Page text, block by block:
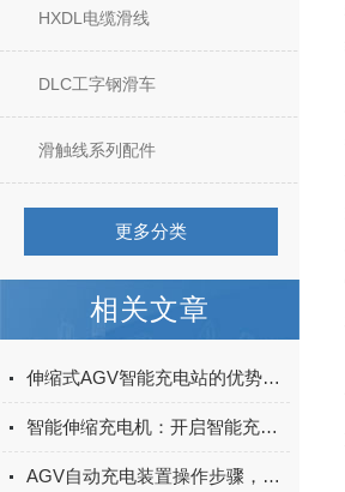
HXDL电缆滑线
DLC工字钢滑车
滑触线系列配件
更多分类
相关文章
伸缩式AGV智能充电站的优势体现在哪里？
智能伸缩充电机：开启智能充电新体验
AGV自动充电装置操作步骤，安装定位对接调试联动控制系统使用教程